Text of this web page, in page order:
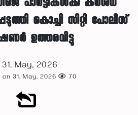
പാർട്ടികൾക്ക് കർശന
കൊച്ചി സിറ്റി പോലീസ്
ഉത്തരവിട്ടു
May, 2026
31, May, 2026 70